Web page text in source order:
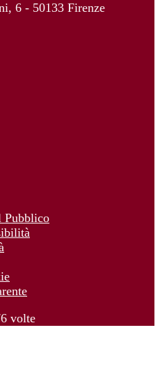
6 - 50133 Firenze
volte